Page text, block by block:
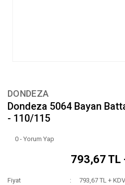
DONDEZA
Dondeza 5064 Bayan
- 110/115
0 - Yorum Yap
793,67 TL
Fiyat
793,67 TL + KDV